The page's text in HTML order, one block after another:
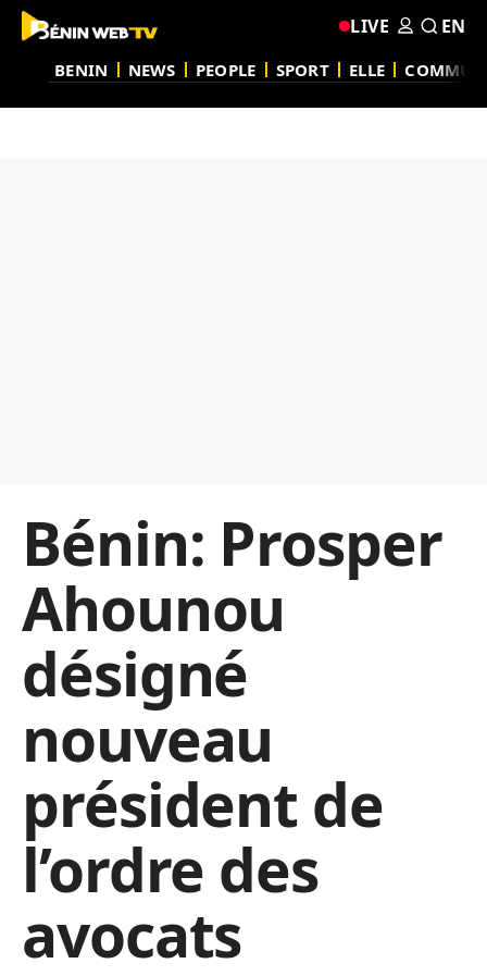
BENIN NEWS PEOPLE SPORT ELLE
LIVE EN
Bénin: Prosper
Ahounou
désigné
nouveau
président de
l’ordre des
avocats